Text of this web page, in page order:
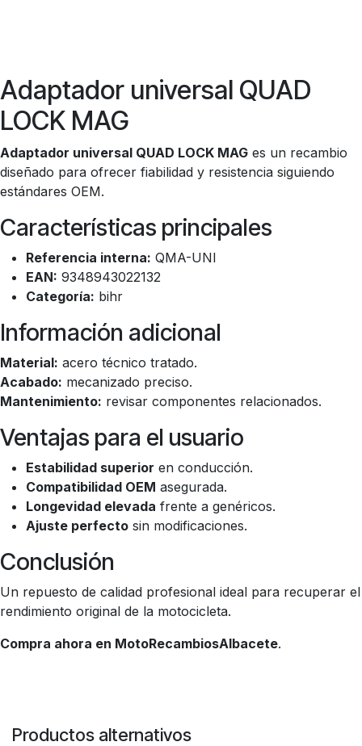
Adaptador universal QUAD
LOCK MAG
Adaptador universal QUAD LOCK MAG es un recambio
diseñado para ofrecer fiabilidad y resistencia siguiendo
estándares OEM.
Características principales
Referencia interna: QMA-UNI
EAN: 9348943022132
Categoría: bihr
Información adicional
Material: acero técnico tratado.
Acabado: mecanizado preciso.
Mantenimiento: revisar componentes relacionados.
Ventajas para el usuario
Estabilidad superior en conducción.
Compatibilidad OEM asegurada.
Longevidad elevada frente a genéricos.
Ajuste perfecto sin modificaciones.
Conclusión
Un repuesto de calidad profesional ideal para recuperar el
rendimiento original de la motocicleta.
Compra ahora en MotoRecambiosAlbacete.
Productos alternativos